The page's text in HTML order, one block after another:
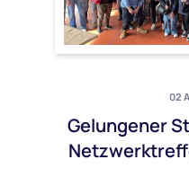
02
Gelungener